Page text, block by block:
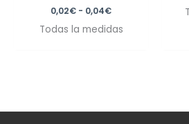
0,02€ - 0,04€
Todas la medidas